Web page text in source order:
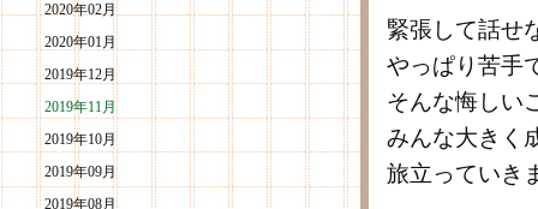
2020年02月
2020年01月
2019年12月
2019年11月
2019年10月
2019年09月
2019年08月
緊張して話せ
やっぱり苦手
そんな悔しい
みんな大きく
旅立っていき